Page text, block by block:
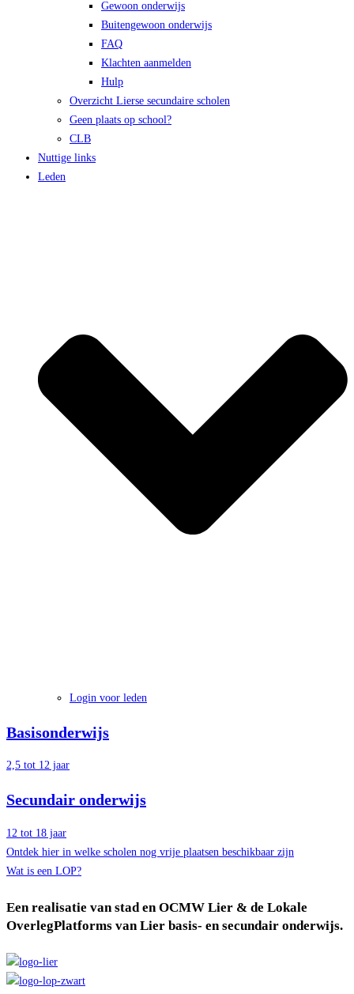
Gewoon onderwijs
Buitengewoon onderwijs
FAQ
Klachten aanmelden
Hulp
Overzicht Lierse secundaire scholen
Geen plaats op school?
CLB
Nuttige links
Leden
Login voor leden
Basisonderwijs
2,5 tot 12 jaar
Secundair onderwijs
12 tot 18 jaar
Ontdek hier in welke scholen nog vrije plaatsen beschikbaar zijn
Wat is een LOP?
Een realisatie van stad en OCMW Lier & de Lokale
OverlegPlatforms van Lier basis- en secundair onderwijs.